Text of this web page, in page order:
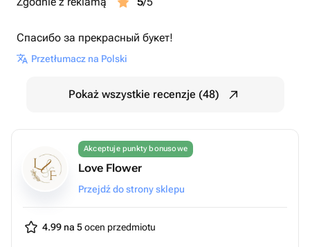
Спасибо за прекрасный букет!
Przetłumacz na Polski
Pokaż wszystkie recenzje (48)
Akceptuje punkty bonusowe
Love Flower
Przejdź do strony sklepu
4.99 na 5ocen przedmiotu